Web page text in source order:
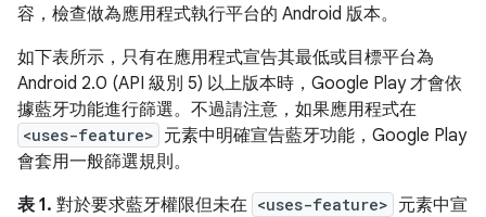
容，檢查做為應用程式執行平台的 Android 版本。
如下表所示，只有在應用程式宣告其最低或目標平台為
Android 2.0 (API 級別 5) 以上版本時，Google Play 才會依
據藍牙功能進行篩選。不過請注意，如果應用程式在
<uses-feature> 元素中明確宣告藍牙功能，Google Play
會套用一般篩選規則。
表 1. 對於要求藍牙權限但未在 <uses-feature> 元素中宣